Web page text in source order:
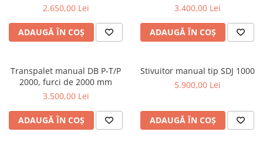
2.650,00 Lei
ADAUGĂ ÎN COȘ
3.400,00 Lei
ADAUGĂ ÎN COȘ
Transpalet manual DB P-T/P
2000, furci de 2000 mm
3.500,00 Lei
ADAUGĂ ÎN COȘ
Stivuitor manual tip SDJ 1000
5.900,00 Lei
ADAUGĂ ÎN COȘ